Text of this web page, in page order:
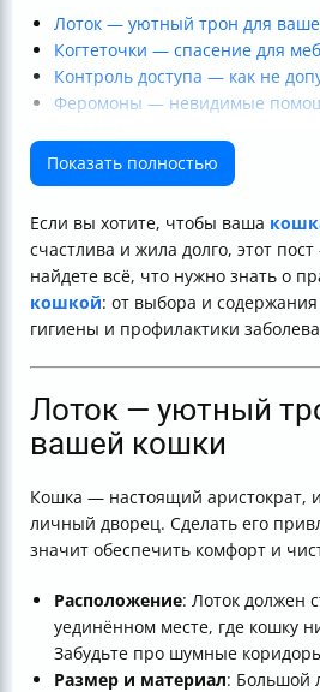
Лоток — уютный трон для
Когтеточки — спасение для
Контроль доступа — как не
Феромоны — невидимые
Питание — основа здоровья и
Уход за шерстью — меньше
Ветеринар — лучший друг
Гигиена и безопасность в доме
Таблица основных процедур
Итог
Полезные ссылки
Показать полностью
Если вы хотите, чтобы ваша
счастлива и жила долго, этот
найдете всё, что нужно знать о
кошкой: от выбора и
гигиены и профилактики
Лоток — уютный
вашей кошки
Кошка — настоящий аристократ,
личный дворец. Сделать его
значит обеспечить комфорт и
Расположение: Лоток должен
уединённом месте, где кошку
Забудьте про шумные
Размер и материал: Большой